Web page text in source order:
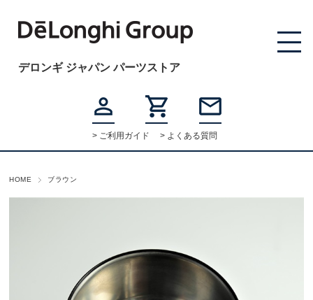
デロンギ ジャパン パーツストア
> ご利用ガイド > よくある質問
HOME ブラウン